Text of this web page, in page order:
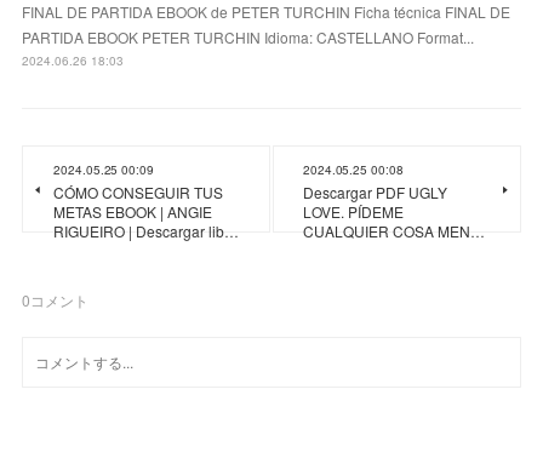
FINAL DE PARTIDA EBOOK de PETER TURCHIN Ficha técnica FINAL DE
PARTIDA EBOOK PETER TURCHIN Idioma: CASTELLANO Format...
2024.06.26 18:03
2024.05.25 00:09
CÓMO CONSEGUIR TUS
METAS EBOOK | ANGIE
RIGUEIRO | Descargar lib…
2024.05.25 00:08
Descargar PDF UGLY
LOVE. PÍDEME
CUALQUIER COSA MEN…
0コメント